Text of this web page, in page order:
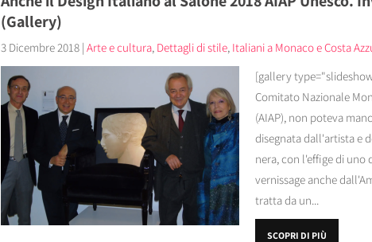
(Gallery)
3 Dicembre 2018 | Arte e cultura, Dettagli di stile, Italiani a Monaco e Costa
[gallery
Comitato Nazionale
(AIAP), non poteva
disegnata dall'artista e
nera, con l'effige di uno
vernissage anche
tratta da un...
SCOPRI DI PIÙ